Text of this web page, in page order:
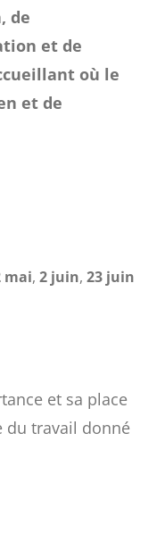
de
et de
où le
et de
mai, 2 juin, 23 juin
et sa place
du travail donné